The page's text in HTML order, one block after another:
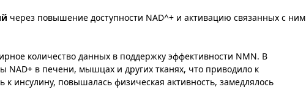
через повышение доступности NAD^+ и активацию связанных с ним
количество данных в поддержку эффективности NMN. В
в печени, мышцах и других тканях, что приводило к
инсулину, повышалась физическая активность, замедлялось